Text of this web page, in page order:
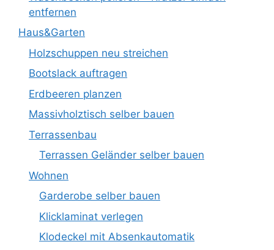
entfernen
Haus&Garten
Holzschuppen neu streichen
Bootslack auftragen
Erdbeeren planzen
Massivholztisch selber bauen
Terrassenbau
Terrassen Geländer selber bauen
Wohnen
Garderobe selber bauen
Klicklaminat verlegen
Klodeckel mit Absenkautomatik